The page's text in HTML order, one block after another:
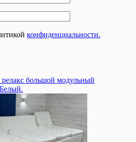
конфиденциальности.